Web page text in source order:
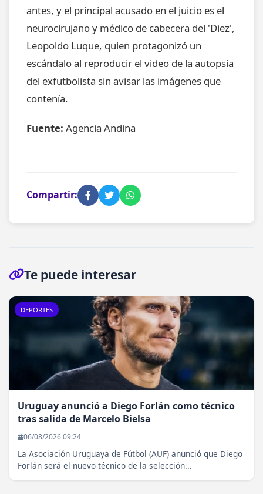
antes, y el principal acusado en el juicio es el
neurocirujano y médico de cabecera del 'Diez',
Leopoldo Luque, quien protagonizó un
escándalo al reproducir el video de la autopsia
del exfutbolista sin avisar las imágenes que
contenía.
Fuente: Agencia Andina
Compartir:
Te puede interesar
DEPORTES
Uruguay anunció a Diego Forlán como técnico
tras salida de Marcelo Bielsa
06/08/2026 09:24
La Asociación Uruguaya de Fútbol (AUF) anunció que Diego
Forlán será el nuevo técnico de la selección...